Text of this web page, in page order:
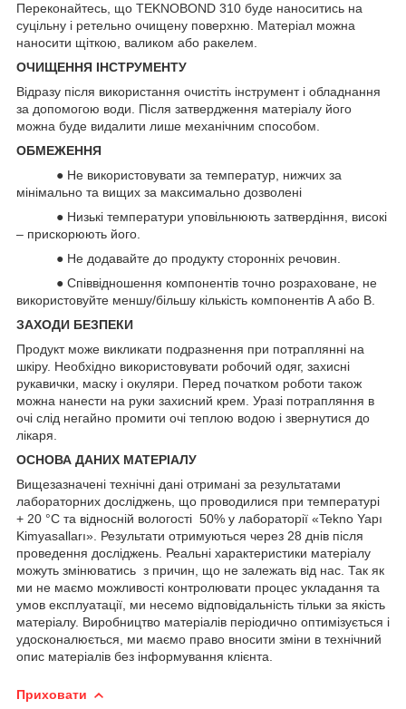
Переконайтесь, що TEKNOBOND 310 буде наноситись на
суцільну і ретельно очищену поверхню. Матеріал можна
наносити щіткою, валиком або ракелем.
ОЧИЩЕННЯ ІНСТРУМЕНТУ
Відразу після використання очистіть інструмент і обладнання
за допомогою води. Після затвердження матеріалу його
можна буде видалити лише механічним способом.
ОБМЕЖЕННЯ
● Не використовувати за температур, нижчих за
мінімально та вищих за максимально дозволені
● Низькі температури уповільнюють затвердіння, високі
– прискорюють його.
● Не додавайте до продукту сторонніх речовин.
● Співвідношення компонентів точно розраховане, не
використовуйте меншу/більшу кількість компонентів A або B.
ЗАХОДИ БЕЗПЕКИ
Продукт може викликати подразнення при потраплянні на
шкіру. Необхідно використовувати робочий одяг, захисні
рукавички, маску і окуляри. Перед початком роботи також
можна нанести на руки захисний крем. Уразі потрапляння в
очі слід негайно промити очі теплою водою і звернутися до
лікаря.
ОСНОВА ДАНИХ МАТЕРІАЛУ
Вищезазначені технічні дані отримані за результатами
лабораторних досліджень, що проводилися при температурі
+ 20 °C та відносній вологості 50% у лабораторії «Tekno Yapı
Kimyasalları». Результати отримуються через 28 днів після
проведення досліджень. Реальні характеристики матеріалу
можуть змінюватись з причин, що не залежать від нас. Так як
ми не маємо можливості контролювати процес укладання та
умов експлуатації, ми несемо відповідальність тільки за якість
матеріалу. Виробництво матеріалів періодично оптимізується і
удосконалюється, ми маємо право вносити зміни в технічний
опис матеріалів без інформування клієнта.
Приховати